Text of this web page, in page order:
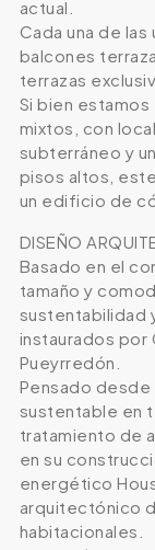
actual.
Cada una de
balcones
terrazas
Si bien
mixtos, con
subterráneo y
pisos altos,
un edificio de
DISEÑO
Basado en el
tamaño y
sustentabilidad
instaurados por
Pueyrredón.
Pensado
sustentable en
tratamiento de
en su
energético
arquitectónico
habitacionales.